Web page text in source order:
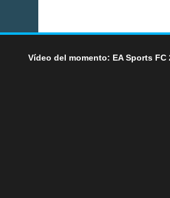
Vídeo del momento: EA Sports FC